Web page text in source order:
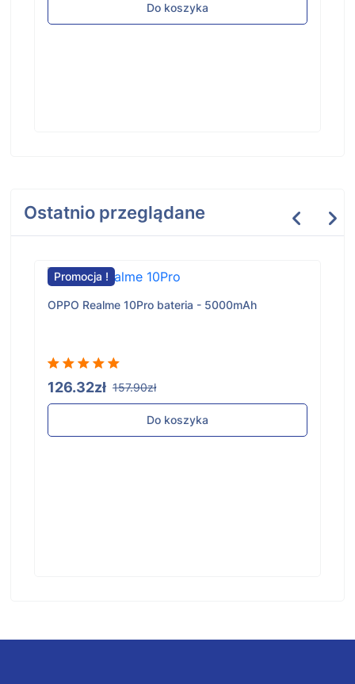
Do koszyka
Ostatnio przeglądane
Promocja !
OPPO Realme 10Pro bateria - 5000mAh
126.32zł 157.90zł
Do koszyka